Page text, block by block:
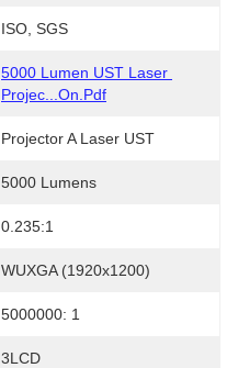
ISO, SGS
5000 Lumen UST Laser
Projec...on.pdf
Projector A Laser UST
5000 Lumens
0.235:1
WUXGA (1920x1200)
5000000: 1
3LCD